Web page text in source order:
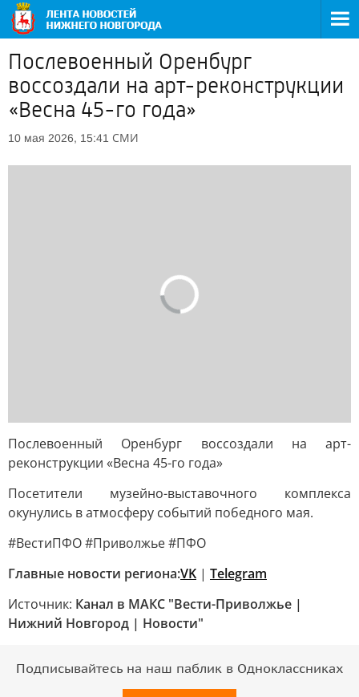
Послевоенный Оренбург
воссоздали на арт-реконструкции
«Весна 45-го года»
10 мая 2026, 15:41 СМИ
Послевоенный Оренбург воссоздали на арт-
реконструкции «Весна 45-го года»
Посетители музейно-выставочного комплекса
окунулись в атмосферу событий победного мая.
#ВестиПФО #Приволжье #ПФО
Главные новости региона:VK | Telegram
Источник: Канал в МАКС "Вести-Приволжье |
Нижний Новгород | Новости"
Подписывайтесь на наш паблик в Одноклассниках